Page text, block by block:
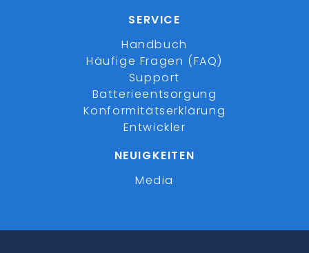
SERVICE
Handbuch
Häufige Fragen (FAQ)
Support
Batterieentsorgung
Konformitätserklärung
Entwickler
NEUIGKEITEN
Media